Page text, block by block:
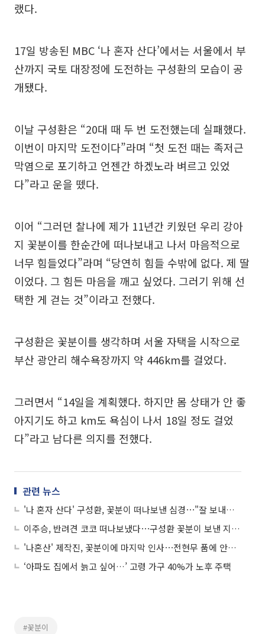
랬다.
17일 방송된 MBC ‘나 혼자 산다’에서는 서울에서 부
산까지 국토 대장정에 도전하는 구성환의 모습이 공
개됐다.
이날 구성환은 “20대 때 두 번 도전했는데 실패했다.
이번이 마지막 도전이다”라며 “첫 도전 때는 족저근
막염으로 포기하고 언젠간 하겠노라 벼르고 있었
다”라고 운을 뗐다.
이어 “그러던 찰나에 제가 11년간 키웠던 우리 강아
지 꽃분이를 한순간에 떠나보내고 나서 마음적으로
너무 힘들었다”라며 “당연히 힘들 수밖에 없다. 제 딸
이었다. 그 힘든 마음을 깨고 싶었다. 그러기 위해 선
택한 게 걷는 것”이라고 전했다.
구성환은 꽃분이를 생각하며 서울 자택을 시작으로
부산 광안리 해수욕장까지 약 446km를 걸었다.
그러면서 “14일을 계획했다. 하지만 몸 상태가 안 좋
아지기도 하고 km도 욕심이 나서 18일 정도 걸었
다”라고 남다른 의지를 전했다.
관련 뉴스
'나 혼자 산다' 구성환, 꽃분이 떠나보낸 심경⋯"잘 보내주고 와, 한 번씩 울컥"
이주승, 반려견 코코 떠나보냈다⋯구성환 꽃분이 보낸 지 2주 만의 비보
'나혼산' 제작진, 꽃분이에 마지막 인사⋯전현무 품에 안긴 "예쁜 강아지"
‘아파도 집에서 늙고 싶어…’ 고령 가구 40%가 노후 주택
#꽃분이